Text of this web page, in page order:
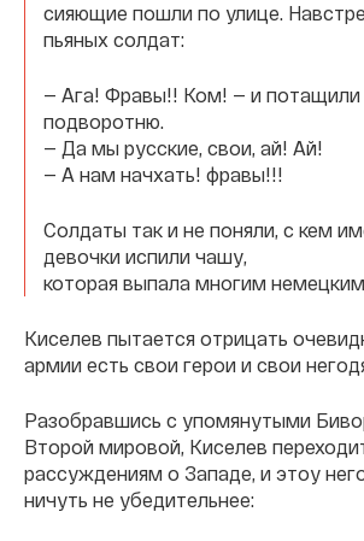
сияющие пошли по улице.
пьяных солдат:
— Ага! Фравы!! Ком! — и потащили
подворотню.
— Да мы русские, свои, ай! Ай!
— А нам начхать! фравы!!!
Солдаты так и не поняли, с кем
девочки испили чашу,
которая выпала многим
Киселев пытается отрицать
армии есть свои герои и свои
Разобравшись с упомянутыми
Второй мировой, Киселев
рассуждениям о Западе, и этоу
ничуть не убедительнее: